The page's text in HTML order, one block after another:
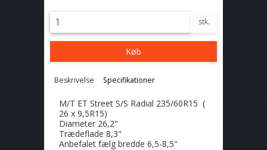
stk.
Køb
Beskrivelse Specifikationer
M/T ET Street S/S Radial 235/60R15 (
26 x 9,5R15)
Diameter 26,2"
Trædeflade 8,3"
Anbefalet fælg bredde 6,5-8,5"